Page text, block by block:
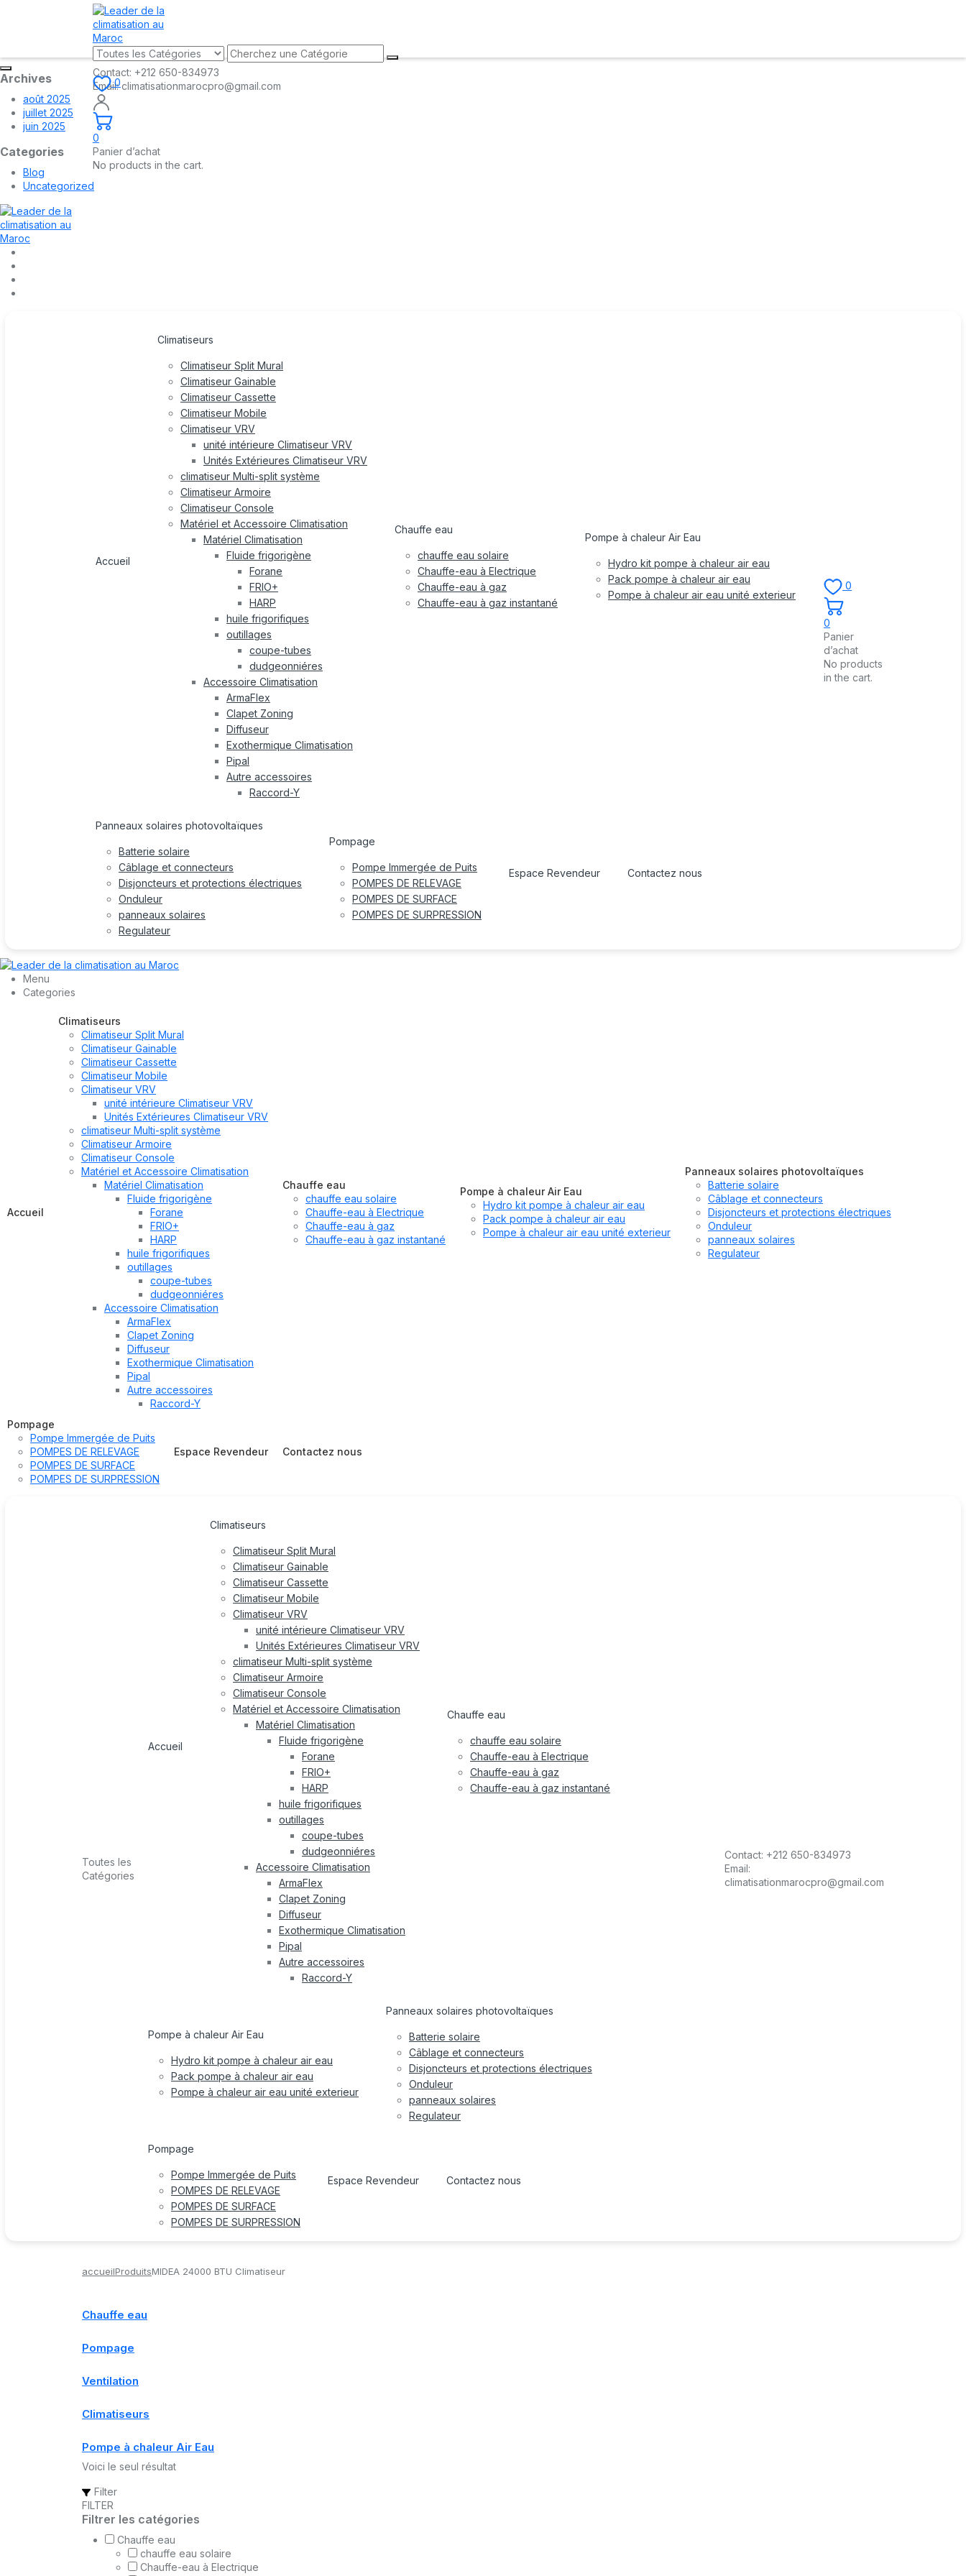
Archives
août 2025
juillet 2025
juin 2025
Categories
Blog
Uncategorized
Contact: +212 650-834973
Email:climatisationmarocpro@gmail.com
Accueil
Climatiseurs
Climatiseur Split Mural
Climatiseur Gainable
Climatiseur Cassette
Climatiseur Mobile
Climatiseur VRV
unité intérieure Climatiseur VRV
Unités Extérieures Climatiseur VRV
climatiseur Multi-split système
Climatiseur Armoire
Climatiseur Console
Matériel et Accessoire Climatisation
Matériel Climatisation
Fluide frigorigène
Forane
FRIO+
HARP
huile frigorifiques
outillages
coupe-tubes
dudgeonniéres
Accessoire Climatisation
ArmaFlex
Clapet Zoning
Diffuseur
Exothermique Climatisation
Pipal
Autre accessoires
Raccord-Y
Chauffe eau
chauffe eau solaire
Chauffe-eau à Electrique
Chauffe-eau à gaz
Chauffe-eau à gaz instantané
Pompe à chaleur Air Eau
Hydro kit pompe à chaleur air eau
Pack pompe à chaleur air eau
Pompe à chaleur air eau unité exterieur
Panneaux solaires photovoltaïques
Batterie solaire
Câblage et connecteurs
Disjoncteurs et protections électriques
Onduleur
panneaux solaires
Regulateur
Pompage
Pompe Immergée de Puits
POMPES DE RELEVAGE
POMPES DE SURFACE
POMPES DE SURPRESSION
Espace Revendeur Contactez nous
0
0
Panier
d’achat
No products
in the cart.
Menu
Categories
Accueil
Climatiseurs
Climatiseur Split Mural
Climatiseur Gainable
Climatiseur Cassette
Climatiseur Mobile
Climatiseur VRV
unité intérieure Climatiseur VRV
Unités Extérieures Climatiseur VRV
climatiseur Multi-split système
Climatiseur Armoire
Climatiseur Console
Matériel et Accessoire Climatisation
Matériel Climatisation
Fluide frigorigène
Forane
FRIO+
HARP
huile frigorifiques
outillages
coupe-tubes
dudgeonniéres
Accessoire Climatisation
ArmaFlex
Clapet Zoning
Diffuseur
Exothermique Climatisation
Pipal
Autre accessoires
Raccord-Y
Chauffe eau
chauffe eau solaire
Chauffe-eau à Electrique
Chauffe-eau à gaz
Chauffe-eau à gaz instantané
Pompe à chaleur Air Eau
Hydro kit pompe à chaleur air eau
Pack pompe à chaleur air eau
Pompe à chaleur air eau unité exterieur
Panneaux solaires photovoltaïques
Batterie solaire
Câblage et connecteurs
Disjoncteurs et protections électriques
Onduleur
panneaux solaires
Regulateur
Pompage
Pompe Immergée de Puits
POMPES DE RELEVAGE
POMPES DE SURFACE
POMPES DE SURPRESSION
Espace Revendeur Contactez nous
0
0
Panier d’achat
No products in the cart.
Toutes les
Catégories
Accueil
Climatiseurs
Climatiseur Split Mural
Climatiseur Gainable
Climatiseur Cassette
Climatiseur Mobile
Climatiseur VRV
unité intérieure Climatiseur VRV
Unités Extérieures Climatiseur VRV
climatiseur Multi-split système
Climatiseur Armoire
Climatiseur Console
Matériel et Accessoire Climatisation
Matériel Climatisation
Fluide frigorigène
Forane
FRIO+
HARP
huile frigorifiques
outillages
coupe-tubes
dudgeonniéres
Accessoire Climatisation
ArmaFlex
Clapet Zoning
Diffuseur
Exothermique Climatisation
Pipal
Autre accessoires
Raccord-Y
Chauffe eau
chauffe eau solaire
Chauffe-eau à Electrique
Chauffe-eau à gaz
Chauffe-eau à gaz instantané
Pompe à chaleur Air Eau
Hydro kit pompe à chaleur air eau
Pack pompe à chaleur air eau
Pompe à chaleur air eau unité exterieur
Panneaux solaires photovoltaïques
Batterie solaire
Câblage et connecteurs
Disjoncteurs et protections électriques
Onduleur
panneaux solaires
Regulateur
Pompage
Pompe Immergée de Puits
POMPES DE RELEVAGE
POMPES DE SURFACE
POMPES DE SURPRESSION
Espace Revendeur Contactez nous
Contact: +212 650-834973
Email:
climatisationmarocpro@gmail.com
accueilProduitsMIDEA 24000 BTU Climatiseur
Chauffe eau
Pompage
Ventilation
Climatiseurs
Pompe à chaleur Air Eau
Voici le seul résultat
Filter
FILTER
Filtrer les catégories
Chauffe eau
chauffe eau solaire
Chauffe-eau à Electrique